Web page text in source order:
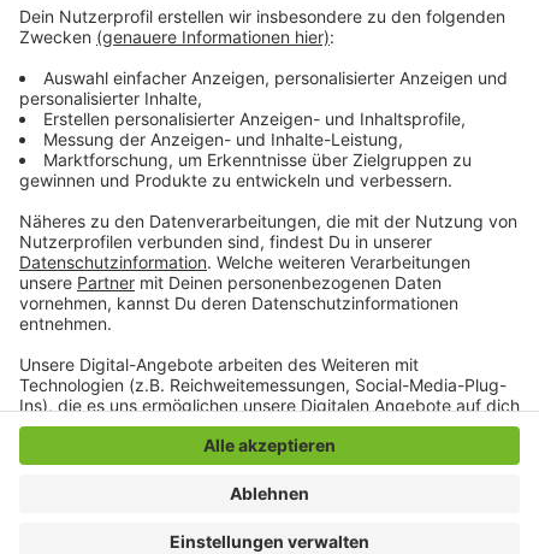
Großhändler als auch über die Hersteller ist der
Wirkstoff grade nicht zu bekommen. Erst Anfang
November gibt es neuen Nachschub. So kann es sein,
dass einige Mönchengladbacher auf ihre
Grippeimpfung noch warten müssen.
Anzeige
Anzeige